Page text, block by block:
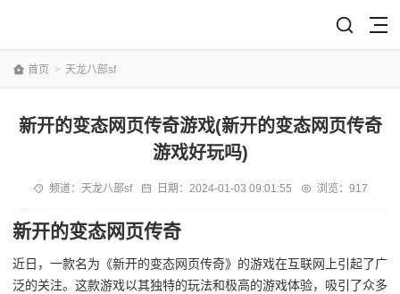
首页 > 天龙八部sf
新开的变态网页传奇游戏(新开的变态网页传奇
游戏好玩吗)
频道： 天龙八部sf 日期： 2024-01-03 09:01:55 浏览：917
新开的变态网页传奇
近日，一款名为《新开的变态网页传奇》的游戏在互联网上引起了广
泛的关注。这款游戏以其独特的玩法和极高的游戏体验，吸引了众多